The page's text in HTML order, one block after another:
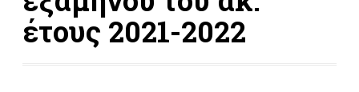
έτους 2021-2022